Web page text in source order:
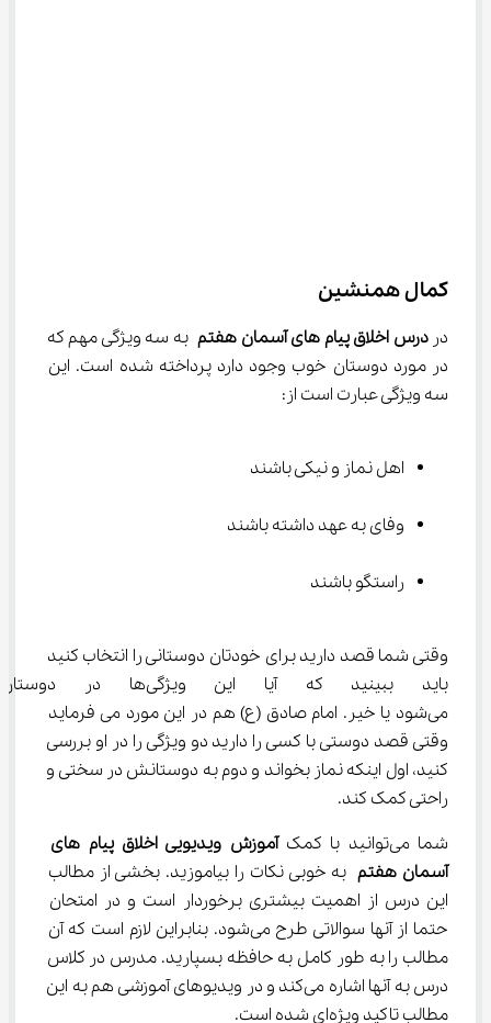
کمال همنشین
در درس اخلاق پیام‌ های آسمان هفتم
به سه ویژگی مهم که
در مورد دوستان خوب وجود دارد پرداخته شده است. این
سه ویژگی عبارت است از:
اهل نماز و نیکی باشند
وفای به عهد داشته باشند
راستگو باشند
وقتی شما قصد دارید برای خودتان دوستانی را انتخاب کنید
باید ببینید که آیا این
می‌شود یا خیر. امام صادق (ع) هم در این مورد می فرماید
وقتی قصد دوستی با کسی را دارید دو ویژگی را در او بررسی
کنید، اول اینکه نماز بخواند و دوم به دوستانش در سختی و
راحتی کمک کند.
شما می‌توانید با کمک
آموزش ویدیویی اخلاق پیام‌ های
آسمان هفتم به خوبی نکات را بیاموزید. بخشی از مطالب
این درس از اهمیت بیشتری برخوردار است و در امتحان
حتما از آنها سوالاتی طرح می‌شود. بنابراین لازم است که آن
مطالب را به طور کامل به حافظه بسپارید. مدرس در کلاس
درس به آنها اشاره می‌کند و در ویدیوهای آموزشی هم به این
مطالب تاکید ویژه‌ای شده است.